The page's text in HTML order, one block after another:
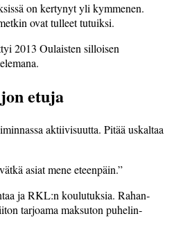
on kertynyt yli kymmenen.
ovat tulleet tutuiksi.
2013 Oulaisten silloisen
etuja
aktiivisuutta. Pitää uskaltaa
asiat mene eteenpäin.”
ja RKL:n koulutuksia. Rahan­
tarjoama maksuton puhelin­